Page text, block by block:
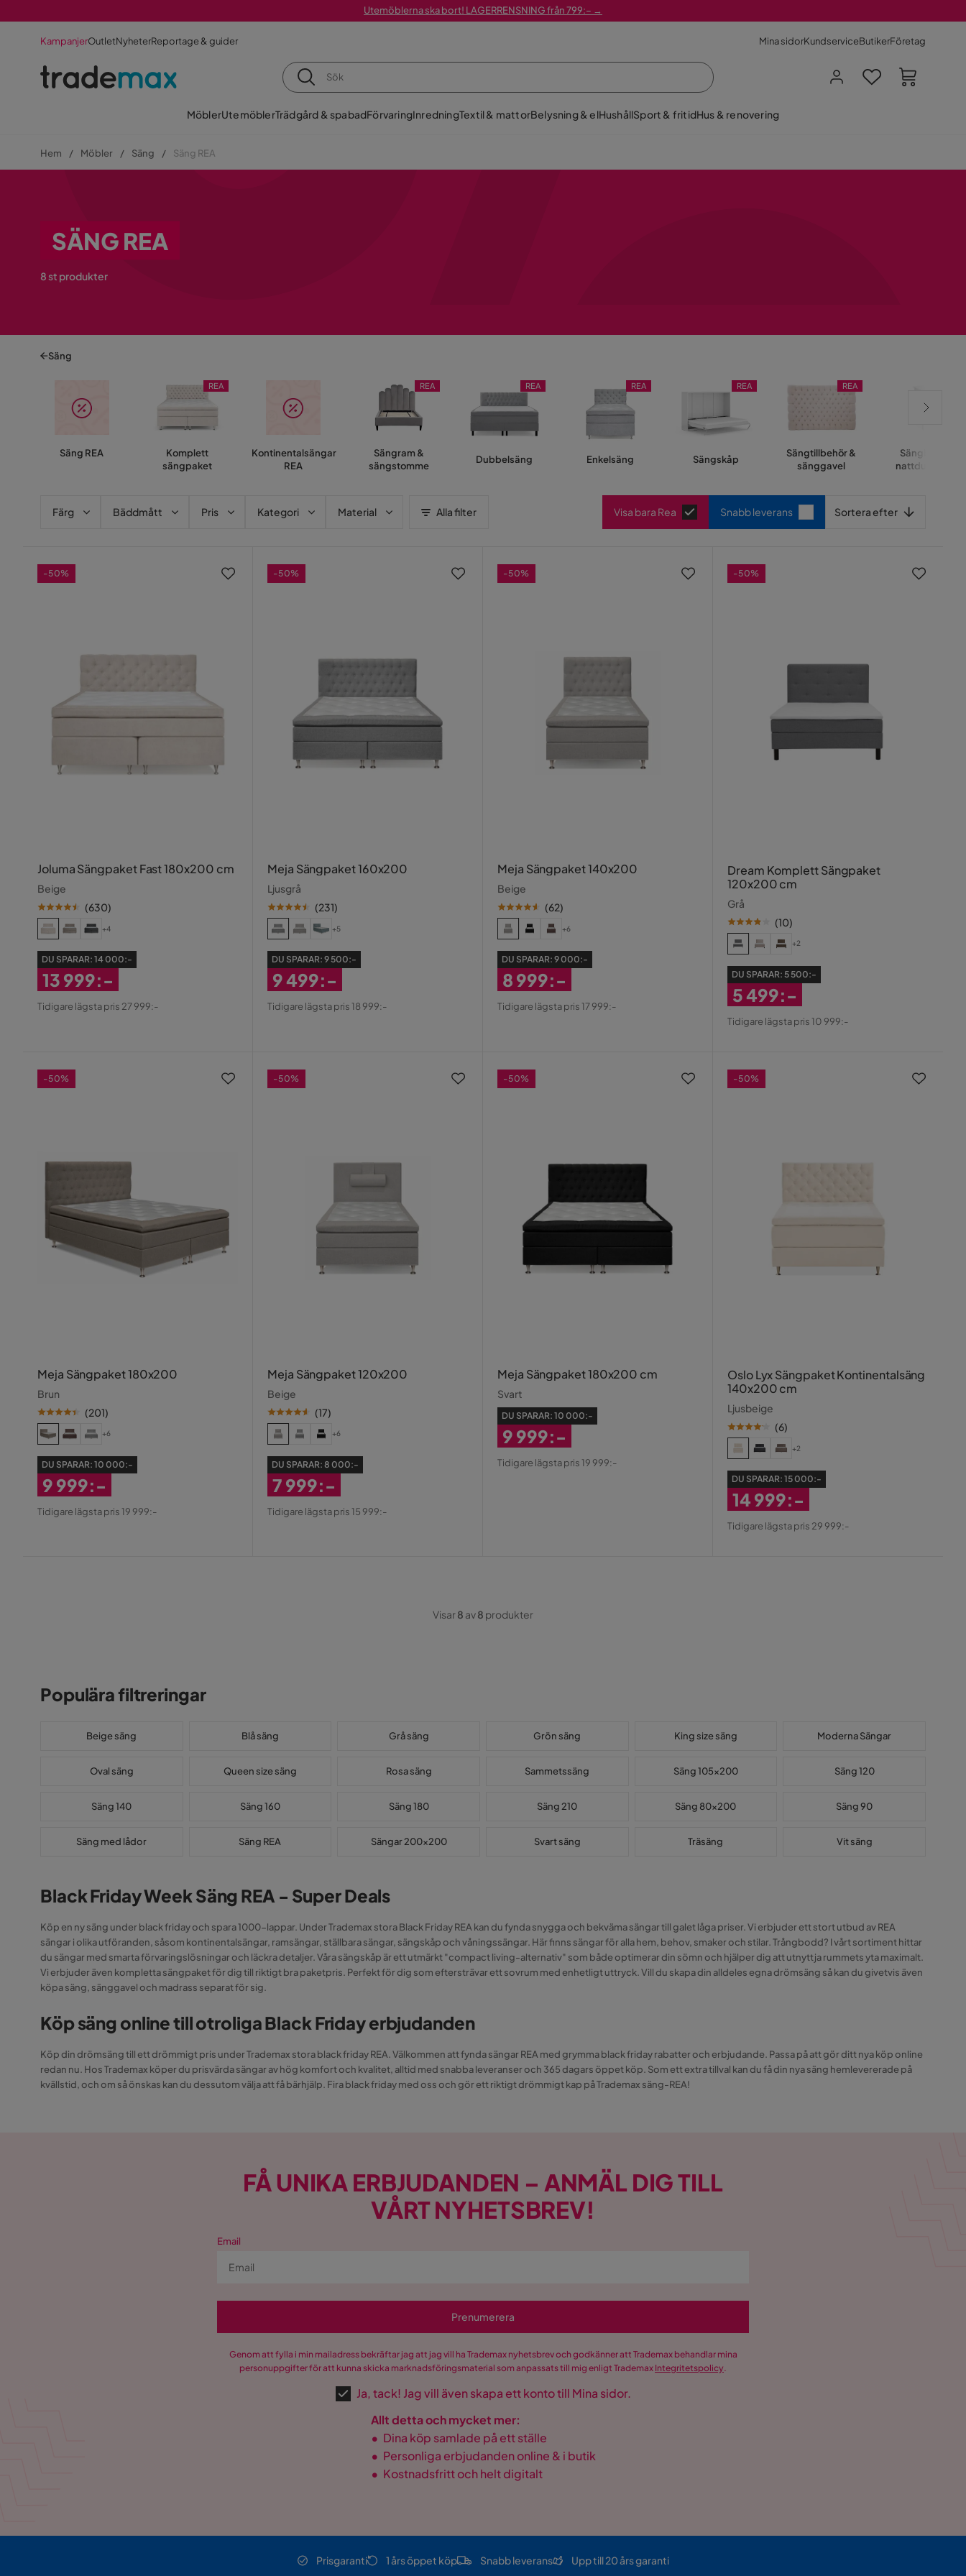
Utemöblerna ska bort! LAGERRENSNING från 799:– →
KampanjerOutletNyheterReportage & guider Mina sidorKundserviceButikerFöretag
MöblerUtemöblerTrädgård & spabadFörvaringInredningTextil & mattorBelysning & elHushållSport & fritidHus & renovering
Hem Möbler Säng Säng REA
SÄNG REA
8 st produkter
Säng
Säng REA
Komplett
sängpaket
REA
Kontinentalsängar
REA
Sängram &
sängstomme
REA
Dubbelsäng
REA
Enkelsäng
REA
Sängskåp
REA
Sängtillbehör &
sänggavel
REA
Sängbord &
nattduksbord
Färg Bäddmått Pris Kategori Material Alla filter Visa bara Rea Snabb leverans Sortera efter
Joluma Sängpaket Fast 180x200 cm
Beige
(630)
+4
DU SPARAR: 14 000:-
Rabatterat
13 999:-
Tidigare lägsta pris 27 999:-
-50%
Meja Sängpaket 160x200
Ljusgrå
(231)
+5
DU SPARAR: 9 500:-
Rabatterat
9 499:-
Tidigare lägsta pris 18 999:-
-50%
Meja Sängpaket 140x200
Beige
(62)
+6
DU SPARAR: 9 000:-
Rabatterat
8 999:-
Tidigare lägsta pris 17 999:-
-50%
Dream Komplett Sängpaket
120x200 cm
Grå
(10)
+2
DU SPARAR: 5 500:-
Rabatterat
5 499:-
Tidigare lägsta pris 10 999:-
-50%
Meja Sängpaket 180x200
Brun
(201)
+6
DU SPARAR: 10 000:-
Rabatterat
9 999:-
Tidigare lägsta pris 19 999:-
-50%
Meja Sängpaket 120x200
Beige
(17)
+6
DU SPARAR: 8 000:-
Rabatterat
7 999:-
Tidigare lägsta pris 15 999:-
-50%
Meja Sängpaket 180x200 cm
Svart
DU SPARAR: 10 000:-
Rabatterat
9 999:-
Tidigare lägsta pris 19 999:-
-50%
Oslo Lyx Sängpaket Kontinentalsäng
140x200 cm
Ljusbeige
(6)
+2
DU SPARAR: 15 000:-
Rabatterat
14 999:-
Tidigare lägsta pris 29 999:-
-50%
Visar8 av8 produkter
Populära filtreringar
Beige säng Blå säng Grå säng Grön säng King size säng Moderna Sängar
Oval säng Queen size säng Rosa säng Sammetssäng Säng 105x200 Säng 120
Säng 140 Säng 160 Säng 180 Säng 210 Säng 80x200 Säng 90
Säng med lådor Säng REA Sängar 200x200 Svart säng Träsäng Vit säng
Black Friday Week Säng REA - Super Deals
Köp en ny säng under black friday och spara 1000-lappar. Under Trademax stora Black Friday REA kan du fynda snygga och bekväma sängar till galet låga priser. Vi erbjuder ett stort utbud av REA
sängar i olika utföranden, såsom kontinentalsängar, ramsängar, ställbara sängar, sängskåp och våningssängar. Här finns sängar för alla hem, behov, smaker och stilar. Trångbodd? I vårt sortiment hittar
du sängar med smarta förvaringslösningar och läckra detaljer. Våra sängskåp är ett utmärkt "compact living-alternativ" som både optimerar din sömn och hjälper dig att utnyttja rummets yta maximalt.
Vi erbjuder även kompletta sängpaket för dig till riktigt bra paketpris. Perfekt för dig som eftersträvar ett sovrum med enhetligt uttryck. Vill du skapa din alldeles egna drömsäng så kan du givetvis även
köpa säng, sänggavel och madrass separat för sig.
Köp säng online till otroliga Black Friday erbjudanden
Köp din drömsäng till ett drömmigt pris under Trademax stora black friday REA. Välkommen att fynda sängar REA med grymma black friday rabatter och erbjudande. Passa på att gör ditt nya köp online
redan nu. Hos Trademax köper du prisvärda sängar av hög komfort och kvalitet, alltid med snabba leveranser och 365 dagars öppet köp. Som ett extra tillval kan du få din nya säng hemlevererade på
kvällstid, och om så önskas kan du dessutom välja att få bärhjälp. Fira black friday med oss och gör ett riktigt drömmigt kap på Trademax säng-REA!
FÅ UNIKA ERBJUDANDEN – ANMÄL DIG TILL
VÅRT NYHETSBREV!
Email
Prenumerera
Genom att fylla i min mailadress bekräftar jag att jag vill ha Trademax nyhetsbrev och godkänner att Trademax behandlar mina
personuppgifter för att kunna skicka marknadsföringsmaterial som anpassats till mig enligt Trademax Integritetspolicy.
Ja, tack! Jag vill även skapa ett konto till Mina sidor.
Allt detta och mycket mer:
• Dina köp samlade på ett ställe
• Personliga erbjudanden online & i butik
• Kostnadsfritt och helt digitalt
Prisgaranti 1 års öppet köp Snabb leverans Upp till 20 års garanti